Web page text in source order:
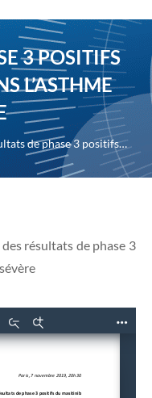
3 POSITIFS
L’ASTHME
de phase 3 positifs…
résultats de phase 3